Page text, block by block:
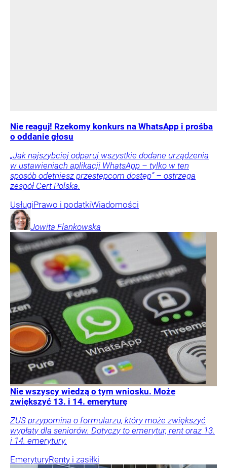
Nie reaguj! Rzekomy konkurs na WhatsApp i prośba
o oddanie głosu
„Jak najszybciej odparuj wszystkie dodane urządzenia
w ustawieniach aplikacji WhatsApp – tylko w ten
sposób odetniesz przestępcom dostęp” – ostrzega
zespół Cert Polska.
UsługiPrawo i podatkiWiadomości
Jowita Flankowska
Nie wszyscy wiedzą o tym wniosku. Może
zwiększyć 13. i 14. emeryturę
ZUS przypomina o formularzu, który może zwiększyć
wypłaty dla seniorów. Dotyczy to emerytur, rent oraz 13.
i 14. emerytury.
EmeryturyRenty i zasiłki